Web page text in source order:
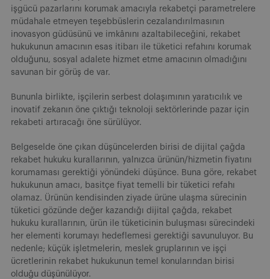
işgücü pazarlarını korumak amacıyla rekabetçi parametrelere
müdahale etmeyen teşebbüslerin cezalandırılmasının
inovasyon güdüsünü ve imkânını azaltabileceğini, rekabet
hukukunun amacının esas itibarı ile tüketici refahını korumak
olduğunu, sosyal adalete hizmet etme amacının olmadığını
savunan bir görüş de var.
Bununla birlikte, işçilerin serbest dolaşımının yaratıcılık ve
inovatif zekanın öne çıktığı teknoloji sektörlerinde pazar için
rekabeti artıracağı öne sürülüyor.
Belgeselde öne çıkan düşüncelerden birisi de dijital çağda
rekabet hukuku kurallarının, yalnızca ürünün/hizmetin fiyatını
korumaması gerektiği yönündeki düşünce. Buna göre, rekabet
hukukunun amacı, basitçe fiyat temelli bir tüketici refahı
olamaz. Ürünün kendisinden ziyade ürüne ulaşma sürecinin
tüketici gözünde değer kazandığı dijital çağda, rekabet
hukuku kurallarının, ürün ile tüketicinin buluşması sürecindeki
her elementi korumayı hedeflemesi gerektiği savunuluyor. Bu
nedenle; küçük işletmelerin, meslek gruplarının ve işçi
ücretlerinin rekabet hukukunun temel konularından birisi
olduğu düşünülüyor.